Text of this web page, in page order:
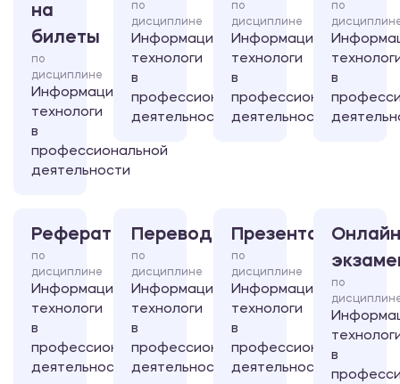
на
билеты
по
дисциплине
Информационные
технологи
в
профессиональной
деятельности
по
дисциплине
Информационные
технологи
в
профессиональной
деятельности
по
дисциплине
Информационные
технологи
в
профессиональной
деятельности
по
в
Реферат
по
дисциплине
Информационные
технологи
в
профессиональной
деятельности
Перевод
по
дисциплине
Информационные
технологи
в
профессиональной
деятельности
Презентация
по
дисциплине
Информационные
технологи
в
профессиональной
деятельности
по
в